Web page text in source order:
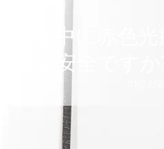
妊娠中に赤色
ても安全ですか